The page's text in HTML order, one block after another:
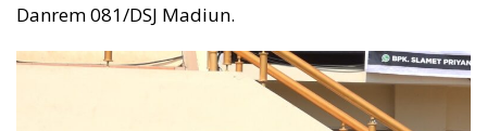
Danrem 081/DSJ Madiun.